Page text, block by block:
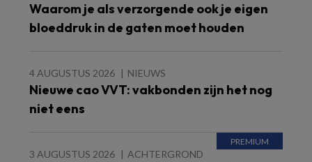
Waarom je als verzorgende ook je eigen
bloeddruk in de gaten moet houden
4 AUGUSTUS 2026 NIEUWS
Nieuwe cao VVT: vakbonden zijn het nog
niet eens
3 AUGUSTUS 2026 ACHTERGROND